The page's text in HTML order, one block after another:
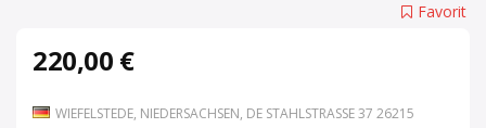
Favorit
220,00 €
WIEFELSTEDE, NIEDERSACHSEN, DE STAHLSTRASSE 37 26215